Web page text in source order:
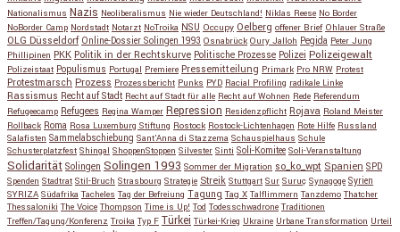
Nationalismus Nazis Neoliberalismus Nie wieder Deutschland! Niklas Reese No Border
NoBorder Camp Nordstadt Notarzt NoTroika NSU Occupy Oelberg offener Brief Ohlauer Straße
OLG Düsseldorf Online-Dossier Solingen 1993 Osnabrück Oury Jalloh Pegida Peter Jung
Phillipinen PKK Politik in der Rechtskurve Politische Prozesse Polizei Polizeigewalt
Polizeistaat Populismus Portugal Premiere Pressemitteilung Primark Pro NRW Protest
Protestmarsch Prozess Prozessbericht Punks PYD Racial Profiling radikale Linke
Rassismus Recht auf Stadt Recht auf Stadt für alle Recht auf Wohnen Rede Referendum
Refugeecamp Refugees Regina Wamper Repression Residenzpflicht Rojava Roland Meister
Rollback Roma Rosa Luxemburg Stiftung Rostock Rostock-Lichtenhagen Rote Hilfe Russland
Salafisten Sammelabschiebung Sant'Anna di Stazzema Schauspielhaus Schule
Schusterplatzfest Shingal ShoppenStoppen Silvester Sinti Soli-Komitee Soli-Veranstaltung
Solidarität Solingen Solingen 1993 Sommer der Migration so_ko_wpt Spanien SPD
Spenden Stadtrat Stil-Bruch Strasbourg Strategie Streik Stuttgart Sur Suruç Synagoge Syrien
SYRIZA Südafrika Tacheles Tag der Befreiung Tagung Tag X Talflimmern Tanzdemo Thatcher
Thessaloniki The Voice Thompson Time is Up! Tod Todesschwadrone Traditionen
Treffen/Tagung/Konferenz Troika Typ F Türkei Türkei-Krieg Ukraine Urbane Transformation Urteil